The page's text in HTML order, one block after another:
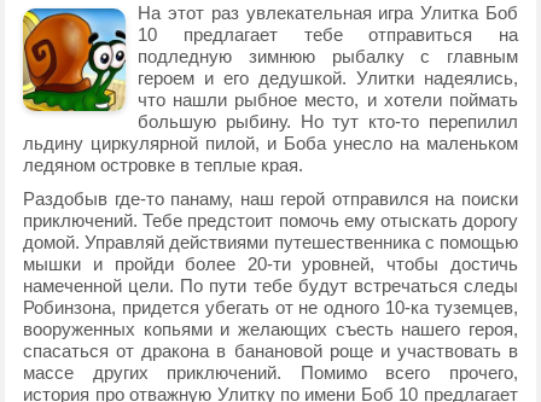
На этот раз увлекательная игра Улитка Боб
10 предлагает тебе отправиться на
подледную зимнюю рыбалку с главным
героем и его дедушкой. Улитки надеялись,
что нашли рыбное место, и хотели поймать
большую рыбину. Но тут кто-то перепилил
льдину циркулярной пилой, и Боба унесло на маленьком
ледяном островке в теплые края.
Раздобыв где-то панаму, наш герой отправился на поиски
приключений. Тебе предстоит помочь ему отыскать дорогу
домой. Управляй действиями путешественника с помощью
мышки и пройди более 20-ти уровней, чтобы достичь
намеченной цели. По пути тебе будут встречаться следы
Робинзона, придется убегать от не одного 10-ка туземцев,
вооруженных копьями и желающих съесть нашего героя,
спасаться от дракона в банановой роще и участвовать в
массе других приключений. Помимо всего прочего,
история про отважную Улитку по имени Боб 10 предлагает